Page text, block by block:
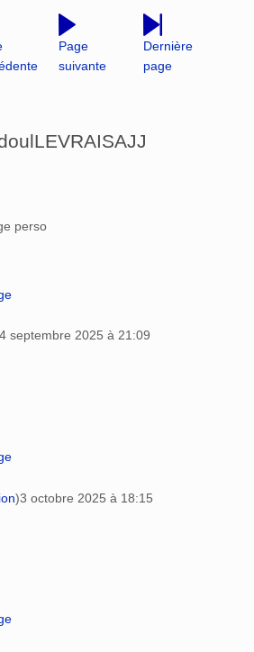
Page
suivante
Dernière
page
perso
septembre 2025 à 21:09
)3 octobre 2025 à 18:15